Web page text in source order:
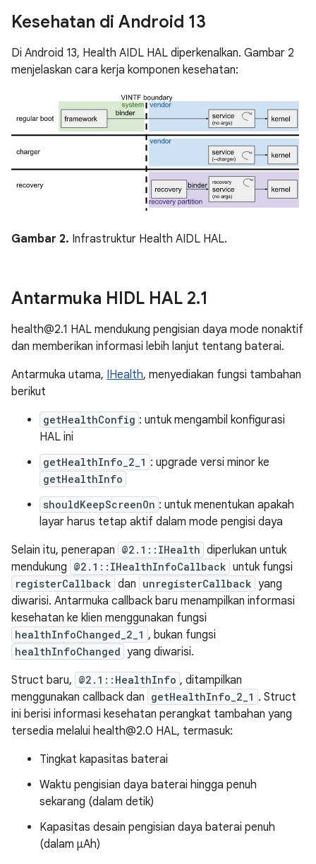
Kesehatan di Android 13
Di Android 13, Health AIDL HAL diperkenalkan. Gambar 2
menjelaskan cara kerja komponen kesehatan:
Gambar 2. Infrastruktur Health AIDL HAL.
Antarmuka HIDL HAL 2.1
health@2.1 HAL mendukung pengisian daya mode nonaktif
dan memberikan informasi lebih lanjut tentang baterai.
Antarmuka utama, IHealth, menyediakan fungsi tambahan
berikut
getHealthConfig : untuk mengambil konfigurasi
HAL ini
getHealthInfo_2_1 : upgrade versi minor ke
getHealthInfo
shouldKeepScreenOn : untuk menentukan apakah
layar harus tetap aktif dalam mode pengisi daya
Selain itu, penerapan @2.1::IHealth diperlukan untuk
mendukung @2.1::IHealthInfoCallback untuk fungsi
registerCallback dan unregisterCallback yang
diwarisi. Antarmuka callback baru menampilkan informasi
kesehatan ke klien menggunakan fungsi
healthInfoChanged_2_1 , bukan fungsi
healthInfoChanged yang diwarisi.
Struct baru, @2.1::HealthInfo , ditampilkan
menggunakan callback dan getHealthInfo_2_1 . Struct
ini berisi informasi kesehatan perangkat tambahan yang
tersedia melalui health@2.0 HAL, termasuk:
Tingkat kapasitas baterai
Waktu pengisian daya baterai hingga penuh
sekarang (dalam detik)
Kapasitas desain pengisian daya baterai penuh
(dalam μAh)